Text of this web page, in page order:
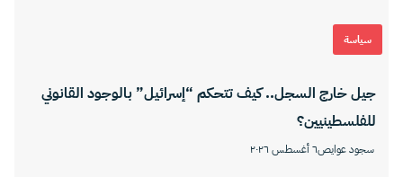
سياسة
جيل خارج السجل.. كيف تتحكم “إسرائيل” بالوجود القانوني
للفلسطينيين؟
سجود عوايص٦ أغسطس ٢٠٢٦